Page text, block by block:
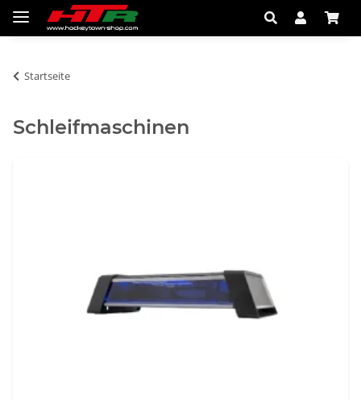
Startseite
Schleifmaschinen